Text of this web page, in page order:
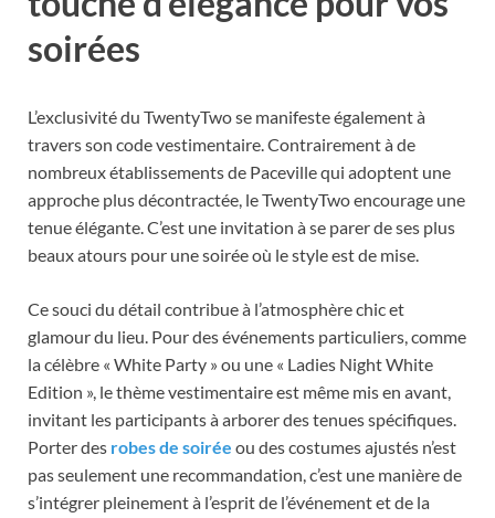
soirées
L’exclusivité du TwentyTwo se manifeste également à
travers son code vestimentaire. Contrairement à de
nombreux établissements de Paceville qui adoptent une
approche plus décontractée, le TwentyTwo encourage une
tenue élégante. C’est une invitation à se parer de ses plus
beaux atours pour une soirée où le style est de mise.
Ce souci du détail contribue à l’atmosphère chic et
glamour du lieu. Pour des événements particuliers, comme
la célèbre « White Party » ou une « Ladies Night White
Edition », le thème vestimentaire est même mis en avant,
invitant les participants à arborer des tenues spécifiques.
Porter des robes de soirée ou des costumes ajustés n’est
pas seulement une recommandation, c’est une manière de
s’intégrer pleinement à l’esprit de l’événement et de la